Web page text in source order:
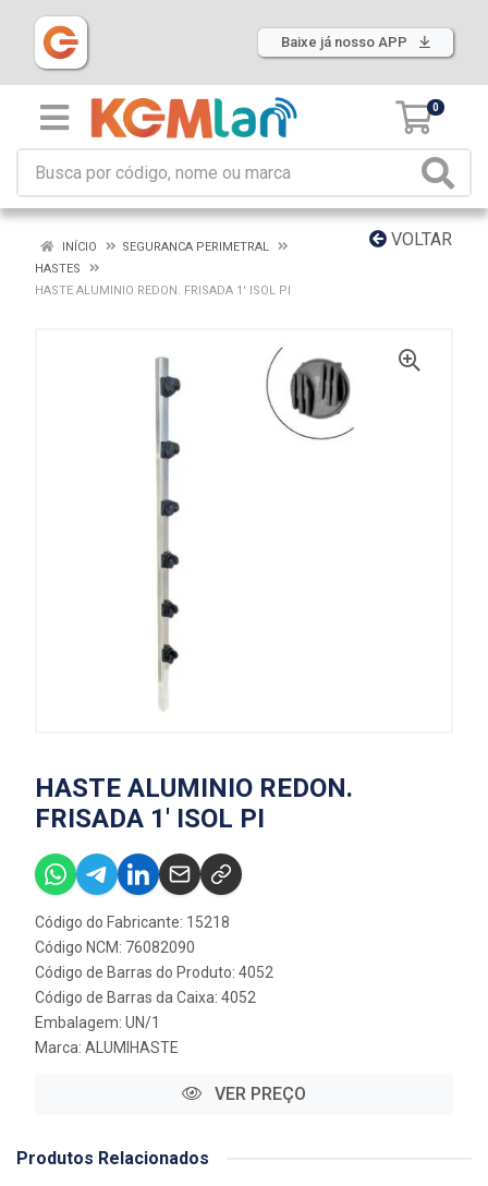
Baixe já nosso APP
0
VOLTAR
INÍCIO
SEGURANCA PERIMETRAL
HASTES
HASTE ALUMINIO REDON. FRISADA 1' ISOL PI
HASTE ALUMINIO REDON.
FRISADA 1' ISOL PI
Código do Fabricante: 15218
Código NCM: 76082090
Código de Barras do Produto: 4052
Código de Barras da Caixa: 4052
Embalagem: UN/1
Marca: ALUMIHASTE
VER PREÇO
Produtos Relacionados